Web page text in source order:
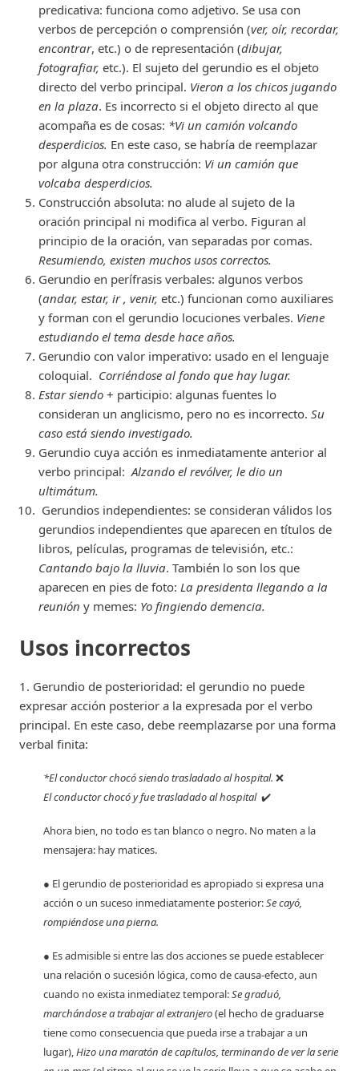
predicativa: funciona como adjetivo. Se usa con
verbos de percepción o comprensión (ver, oír, recordar,
encontrar, etc.) o de representación (dibujar,
fotografiar, etc.). El sujeto del gerundio es el objeto
directo del verbo principal. Vieron a los chicos jugando
en la plaza. Es incorrecto si el objeto directo al que
acompaña es de cosas: *Vi un camión volcando
desperdicios. En este caso, se habría de reemplazar
por alguna otra construcción: Vi un camión que
volcaba desperdicios.
Construcción absoluta: no alude al sujeto de la
oración principal ni modifica al verbo. Figuran al
principio de la oración, van separadas por comas.
Resumiendo, existen muchos usos correctos.
Gerundio en perífrasis verbales: algunos verbos
(andar, estar, ir , venir, etc.) funcionan como auxiliares
y forman con el gerundio locuciones verbales. Viene
estudiando el tema desde hace años.
Gerundio con valor imperativo: usado en el lenguaje
coloquial. Corriéndose al fondo que hay lugar.
Estar siendo + participio: algunas fuentes lo
consideran un anglicismo, pero no es incorrecto. Su
caso está siendo investigado.
Gerundio cuya acción es inmediatamente anterior al
verbo principal:Alzando el revólver, le dio un
ultimátum.
Gerundios independientes: se consideran válidos los
gerundios independientes que aparecen en títulos de
libros, películas, programas de televisión, etc.:
Cantando bajo la lluvia. También lo son los que
aparecen en pies de foto: La presidenta llegando a la
reunión y memes: Yo fingiendo demencia.
Usos incorrectos
1. Gerundio de posterioridad: el gerundio no puede
expresar acción posterior a la expresada por el verbo
principal. En este caso, debe reemplazarse por una forma
verbal finita:
*El conductor chocó siendo trasladado al hospital. ❌
El conductor chocó y fue trasladado al hospital✔️
Ahora bien, no todo es tan blanco o negro. No maten a la
mensajera: hay matices.
● El gerundio de posterioridad es apropiado si expresa una
acción o un suceso inmediatamente posterior:Se cayó,
rompiéndose una pierna.
● Es admisible si entre las dos acciones se puede establecer
una relación o sucesión lógica, como de causa-efecto, aun
cuando no exista inmediatez temporal:Se graduó,
marchándose a trabajar al extranjero(el hecho de graduarse
tiene como consecuencia que pueda irse a trabajar a un
lugar),Hizo una maratón de capítulos, terminando de ver la serie